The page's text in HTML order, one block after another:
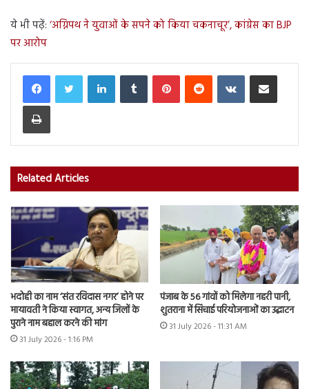
ये भी पढ़ें: ‘अग्निपथ ने युवाओं के सपने को किया चकनाचूर’, कांग्रेस का BJP
पर आरोप
LinkedInTumblr PinterestReddit VKontakteShare via Email
Print
Related Articles
भदोही का नाम ‘संत रविदास नगर’ होने पर
मायावती ने किया स्वागत, अन्य जिलों के
पुराने नाम बहाल करने की मांग
31 July 2026 - 1:16 PM
पंजाब के 56 गांवों को मिलेगा नहरी पानी,
शुतराना में सिंचाई परियोजनाओं का उद्घाटन
31 July 2026 - 11:31 AM